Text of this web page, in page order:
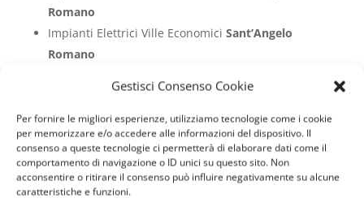
Gestisci Consenso Cookie
Per fornire le migliori esperienze, utilizziamo tecnologie come i cookie
per memorizzare e/o accedere alle informazioni del dispositivo. Il
consenso a queste tecnologie ci permetterà di elaborare dati come il
comportamento di navigazione o ID unici su questo sito. Non
acconsentire o ritirare il consenso può influire negativamente su alcune
caratteristiche e funzioni.
Romano
Impianti Elettrici Ville Economici Sant’Angelo
Romano
Impianti Elettrici Hotel EconomiciSant’Angelo
Romano
Impianti Elettrici Alberghi EconomiciSant’Angelo
Romano